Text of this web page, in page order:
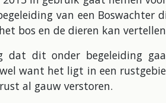
van een Boswachter
bos en de dieren kan
dat dit onder begeleiding
want het ligt in een
al gauw verstoren.